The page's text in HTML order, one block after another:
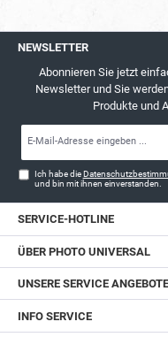
NEWSLETTER
Abonnieren Sie jetzt
Newsletter und Sie
Produkte und
Ich habe die
und bin mit ihnen einverstanden.
SERVICE-HOTLINE
ÜBER PHOTO UNIVERSAL
UNSERE SERVICE ANGEBOTE
INFO SERVICE